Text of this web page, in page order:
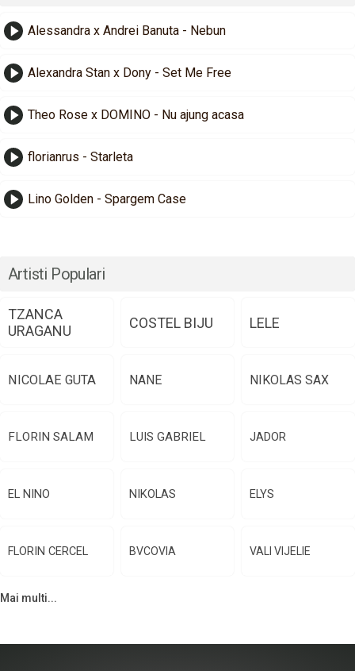
Alessandra x Andrei Banuta - Nebun
Alexandra Stan x Dony - Set Me Free
Theo Rose x DOMINO - Nu ajung acasa
florianrus - Starleta
Lino Golden - Spargem Case
Artisti Populari
TZANCA
URAGANU
COSTEL BIJU LELE
NICOLAE GUTA NANE NIKOLAS SAX
FLORIN SALAM LUIS GABRIEL JADOR
EL NINO NIKOLAS ELYS
FLORIN CERCEL BVCOVIA VALI VIJELIE
Mai multi...